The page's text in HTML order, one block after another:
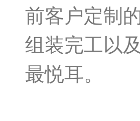
前客户定制
组装完工以
最悦耳。